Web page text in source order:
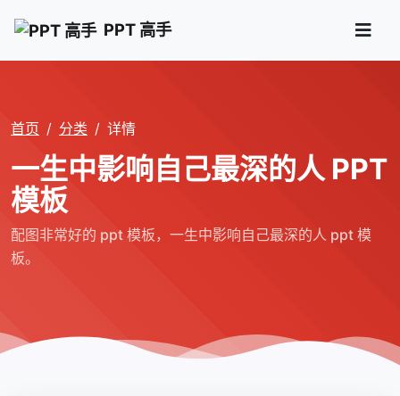
PPT 高手
首页 分类 详情
一生中影响自己最深的人 PPT
模板
配图非常好的 ppt 模板，一生中影响自己最深的人 ppt 模
板。